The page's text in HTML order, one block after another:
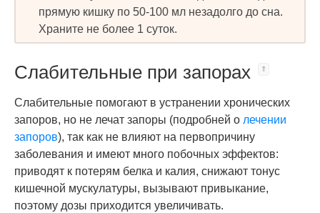
прямую кишку по 50-100 мл незадолго до сна.
Храните не более 1 суток.
Слабительные при запорах
Слабительные помогают в устранении хронических
запоров, но не лечат запоры (подробней о лечении
запоров), так как не влияют на первопричину
заболевания и имеют много побочных эффектов:
приводят к потерям белка и калия, снижают тонус
кишечной мускулатуры, вызывают привыкание,
поэтому дозы приходится увеличивать.